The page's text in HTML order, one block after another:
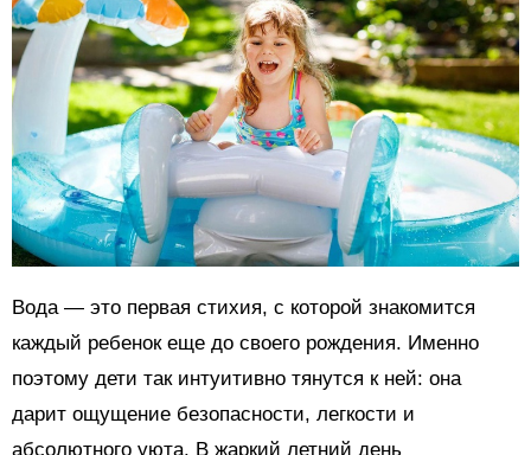
Вода — это первая стихия, с которой знакомится
каждый ребенок еще до своего рождения. Именно
поэтому дети так интуитивно тянутся к ней: она
дарит ощущение безопасности, легкости и
абсолютного уюта. В жаркий летний день